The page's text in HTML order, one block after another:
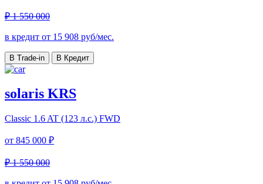
₽ 1 550 000
в кредит от 15 908 руб/мес.
В Trade-in В Кредит
solaris KRS
Classic 1.6 AT (123 л.с.) FWD
от 845 000 ₽
₽ 1 550 000